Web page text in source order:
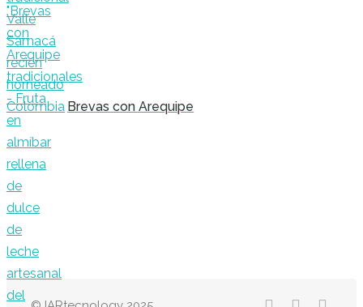
Brevas con Arequipe